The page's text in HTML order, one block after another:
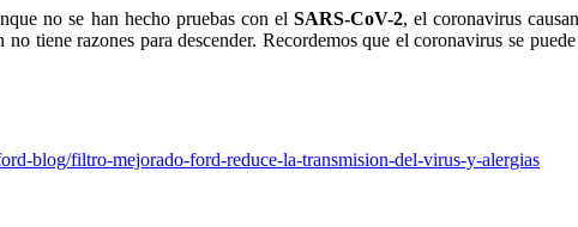
no se han hecho pruebas con el SARS-CoV-2, el coronavirus
tiene razones para descender. Recordemos que el coronavirus se
blog/filtro-mejorado-ford-reduce-la-transmision-del-virus-y-alergias